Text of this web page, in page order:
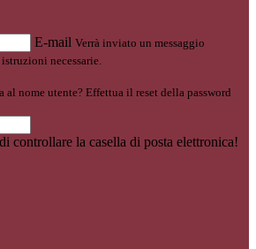
E-mail Verrà inviato un messaggio
necessarie.
al nome utente? Effettua il reset della password
controllare la casella di posta elettronica!